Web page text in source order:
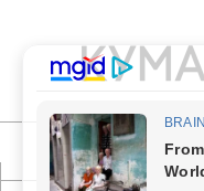
content
Primary